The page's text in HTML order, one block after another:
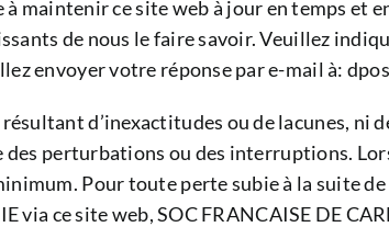
à maintenir ce site web à jour en temps
de nous le faire savoir. Veuillez
envoyer votre réponse par e-mail à:
d’inexactitudes ou de lacunes,
perturbations ou des interruptions.
Pour toute perte subie à la suite
via ce site web, SOC FRANCAISE DE